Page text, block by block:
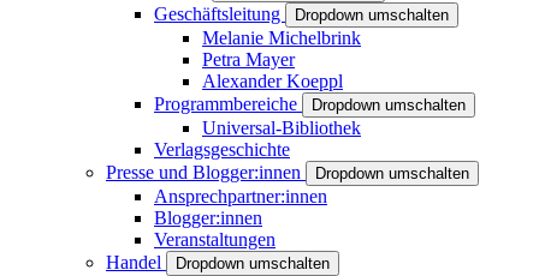
Geschäftsleitung Dropdown umschalten
Melanie Michelbrink
Petra Mayer
Alexander Koeppl
Programmbereiche
Dropdown umschalten
Universal-Bibliothek
Verlagsgeschichte
Presse und Blogger:innen
Dropdown umschalten
Ansprechpartner:innen
Blogger:innen
Veranstaltungen
Handel
Dropdown umschalten